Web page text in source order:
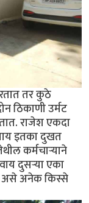
तर कुठे
ठिकाणी उर्मट
राजेश एकदा
इतका दुखत
कर्मचाऱ्याने
दुसऱ्या एका
असे अनेक किस्से